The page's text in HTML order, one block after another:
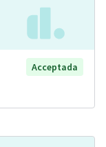
Acceptada